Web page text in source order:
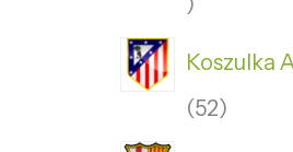
Koszulka
52